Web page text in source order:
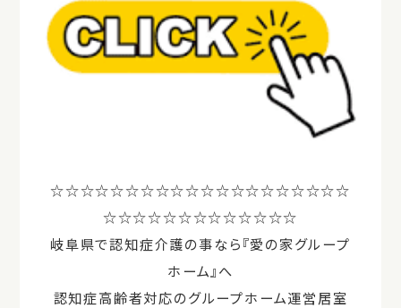
☆☆☆☆☆☆☆☆☆☆☆☆☆☆☆☆☆☆☆☆
☆☆☆☆☆☆☆☆☆☆☆☆☆
岐阜県で認知症介護の事なら『愛の家グループ
ホーム』へ
認知症高齢者対応のグループホーム運営居室